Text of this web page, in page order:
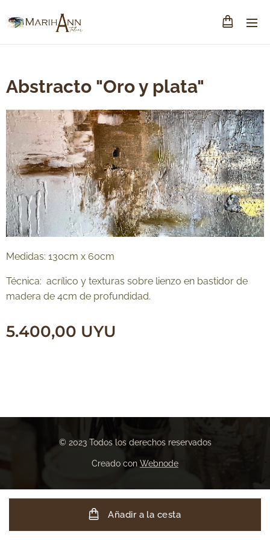
Abstracto "Oro y plata"
Medidas: 130cm x 60cm
Técnica: acrílico y texturas sobre lienzo en bastidor de
madera de 4cm de profundidad.
5.400,00 UYU
Añadir a la cesta
© 2023 Todos los derechos reservados
Creado con Webnode